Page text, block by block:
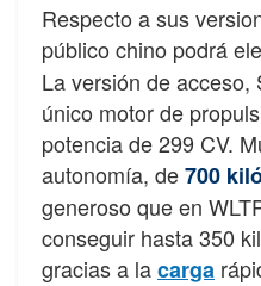
Respecto a sus
público chino podrá
La versión de acceso,
único motor de
potencia de 299 CV.
autonomía, de700
generoso que en
conseguir hasta 350
gracias a lacarga